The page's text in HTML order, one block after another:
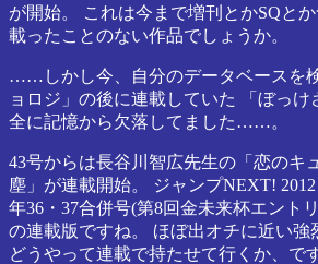
が開始。 これは今まで増刊とかSQと
載ったことのない作品でしょうか。
……しかし今、自分のデータベースを
ョロジ」の後に連載していた 「ぼっ
全に記憶から欠落してました……。
43号からは長谷川智広先生の「恋のキ
塵」が連載開始。 ジャンプNEXT!
年36・37合併号(第8回金未来杯エント
の連載版ですね。 ほぼ出オチに近い強
どうやって連載で持たせて行くか、で